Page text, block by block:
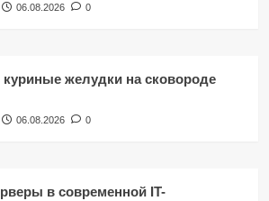
06.08.2026 0
куриные желудки на сковороде
06.08.2026 0
в современной IT-